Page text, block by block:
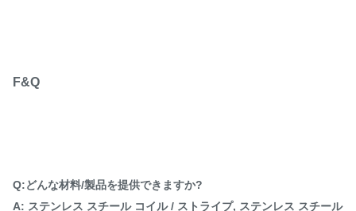
F&Q
Q:どんな材料/製品を提供できますか?
A: ステンレス スチール コイル / ストライプ, ステンレス スチール